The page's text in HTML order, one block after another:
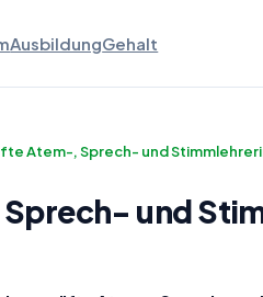
AusbildungGehalt
Atem-, Sprech- und
und